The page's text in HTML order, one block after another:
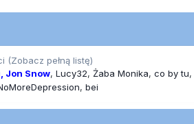
(Zobacz pełną listę)
Jon Snow Lucy32 Żaba Monika co by tu
bei